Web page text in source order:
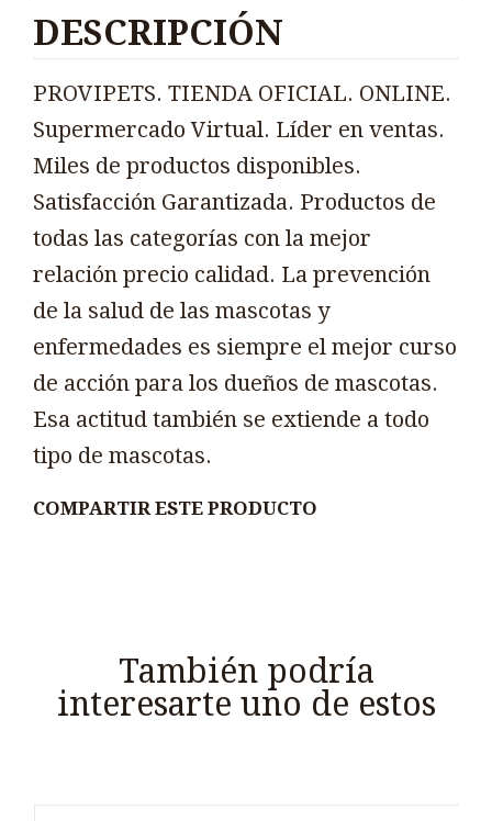
DESCRIPCIÓN
PROVIPETS. TIENDA OFICIAL. ONLINE.
Supermercado Virtual. Líder en ventas.
Miles de productos disponibles.
Satisfacción Garantizada. Productos de
todas las categorías con la mejor
relación precio calidad. La prevención
de la salud de las mascotas y
enfermedades es siempre el mejor curso
de acción para los dueños de mascotas.
Esa actitud también se extiende a todo
tipo de mascotas.
COMPARTIR ESTE PRODUCTO
También podría
interesarte uno de estos